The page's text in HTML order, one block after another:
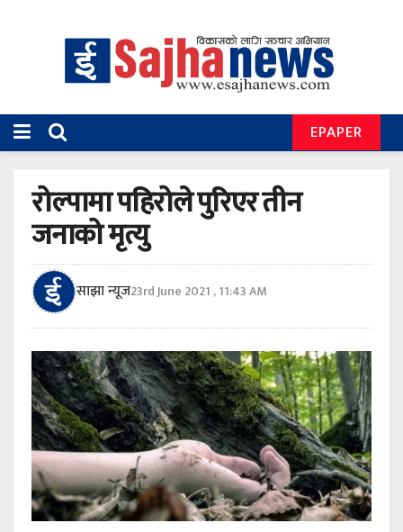
EPAPER
रोल्पामा पहिरोले पुरिएर तीन
जनाको मृत्यु
साझा न्यूज23rd June 2021 , 11:43 AM